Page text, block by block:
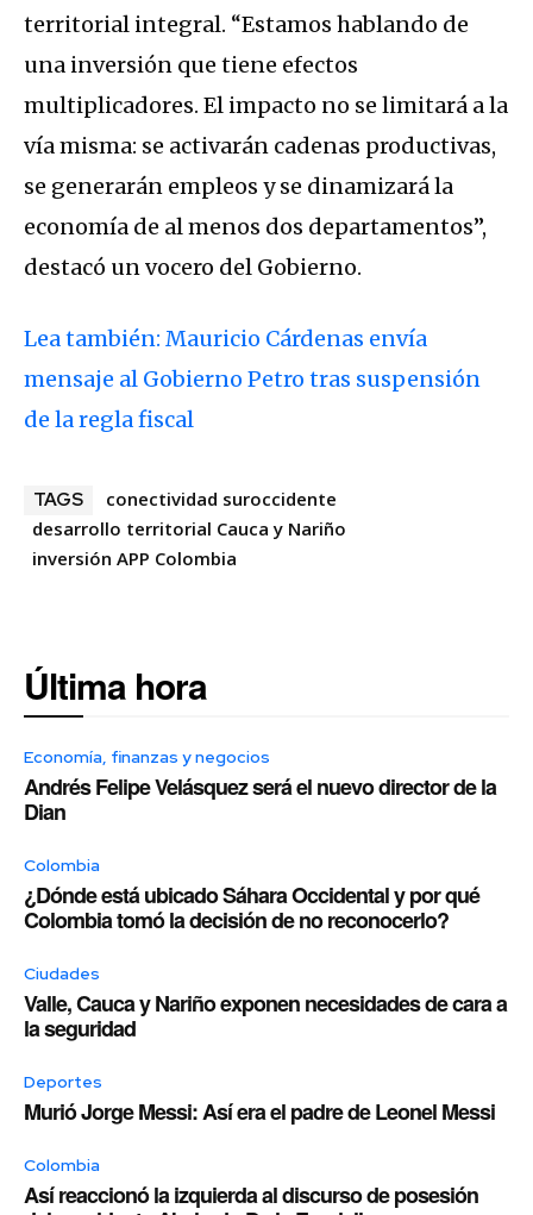
territorial integral. “Estamos hablando de
una inversión que tiene efectos
multiplicadores. El impacto no se limitará a la
vía misma: se activarán cadenas productivas,
se generarán empleos y se dinamizará la
economía de al menos dos departamentos”,
destacó un vocero del Gobierno.
Lea también: Mauricio Cárdenas envía
mensaje al Gobierno Petro tras suspensión
de la regla fiscal
TAGS
conectividad suroccidente
desarrollo territorial Cauca y Nariño
inversión APP Colombia
Última hora
Economía, finanzas y negocios
Andrés Felipe Velásquez será el nuevo director de la
Dian
Colombia
¿Dónde está ubicado Sáhara Occidental y por qué
Colombia tomó la decisión de no reconocerlo?
Ciudades
Valle, Cauca y Nariño exponen necesidades de cara a
la seguridad
Deportes
Murió Jorge Messi: Así era el padre de Leonel Messi
Colombia
Así reaccionó la izquierda al discurso de posesión